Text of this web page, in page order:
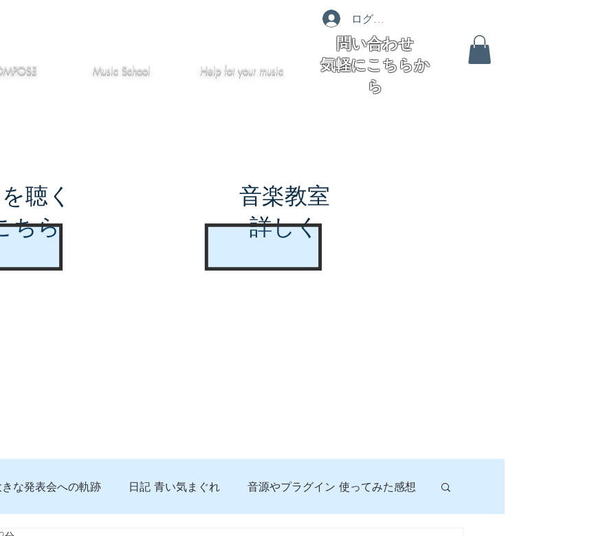
Music School Helpfot your music
ログイン
問い合わせ
気軽にこちらか
ら
聴く
ちら
音楽教室
詳しく
な発表会への軌跡 日記 青い気まぐれ 音源やプラグイン 使ってみた感想